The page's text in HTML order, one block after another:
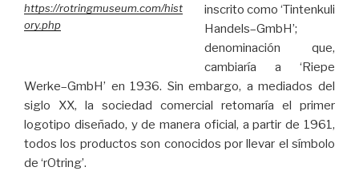
https://rotringmuseum.com/hist
ory.php
inscrito como ‘Tintenkuli
Handels–GmbH’;
denominación que,
cambiaría a ‘Riepe
Werke–GmbH’ en 1936. Sin embargo, a mediados del
siglo XX, la sociedad comercial retomaría el primer
logotipo diseñado, y de manera oficial, a partir de 1961,
todos los productos son conocidos por llevar el símbolo
de ‘rOtring’.